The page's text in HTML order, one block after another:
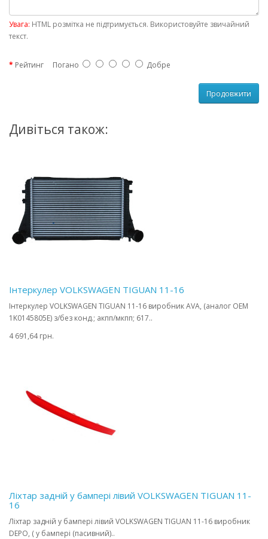
Увага: HTML розмітка не підтримується. Використовуйте звичайний
текст.
Рейтинг Погано Добре
Продовжити
Дивіться також:
Інтеркулер VOLKSWAGEN TIGUAN 11-16
Інтеркулер VOLKSWAGEN TIGUAN 11-16 виробник AVA, (аналог OEM
1K0145805E) з/без конд.; акпп/мкпп; 617..
4 691,64 грн.
Ліхтар задній у бампері лівий VOLKSWAGEN TIGUAN 11-
16
Ліхтар задній у бампері лівий VOLKSWAGEN TIGUAN 11-16 виробник
DEPO, ( у бампері (пасивний)..